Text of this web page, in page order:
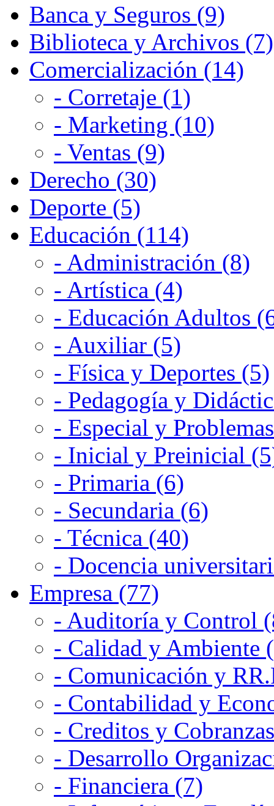
Banca y Seguros (9)
Biblioteca y Archivos (7)
Comercialización (14)
- Corretaje (1)
- Marketing (10)
- Ventas (9)
Derecho (30)
Deporte (5)
Educación (114)
- Administración (8)
- Artística (4)
- Educación Adultos
- Auxiliar (5)
- Física y Deportes (5)
- Pedagogía y
- Especial y
- Inicial y Preinicial
- Primaria (6)
- Secundaria (6)
- Técnica (40)
- Docencia
Empresa (77)
- Auditoría y Control
- Calidad y Ambiente
- Comunicación y
- Contabilidad y
- Creditos y
- Desarrollo
- Financiera (7)